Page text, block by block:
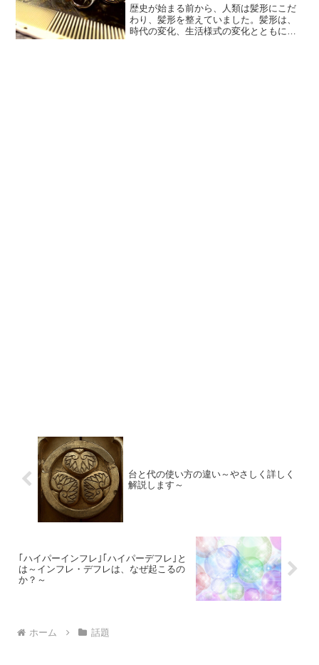
歴史が始まる前から、人類は髪形にこだ
わり、髪形を整えていました。髪形は、
時代の変化、生活様式の変化とともに、
台と代の使い方の違い～やさしく詳しく
解説します～
｢ハイパーインフレ｣｢ハイパーデフレ｣と
は～インフレ・デフレは、なぜ起こるの
か？～
ホーム 話題